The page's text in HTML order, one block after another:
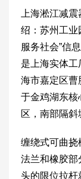
上海淞江减
绍：苏州工业
服务社会”信
是上海实体工
海市嘉定区曹
于金鸡湖东核
区，南部隔斜
缠绕式可曲挠
法兰和橡胶部
头的限位拉杆